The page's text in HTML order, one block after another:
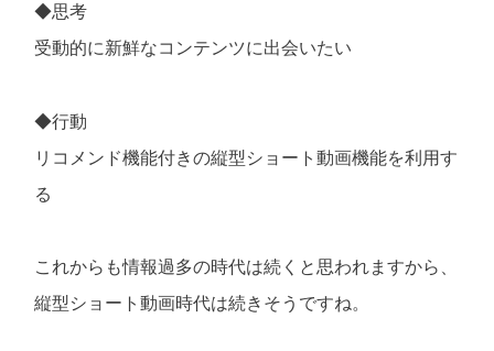
◆思考
受動的に新鮮なコンテンツに出会いたい
◆行動
リコメンド機能付きの縦型ショート動画機能を利用す
る
これからも情報過多の時代は続くと思われますから、
縦型ショート動画時代は続きそうですね。